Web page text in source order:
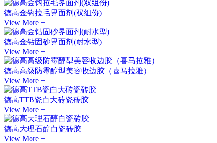
德高金钩拉毛界面剂(双组份)
View More +
德高金钻固砂界面剂(耐水型)
View More +
德高高级防霉醇型美容收边胶（喜马拉雅）
View More +
德高TTB瓷白大砖瓷砖胶
View More +
德高大理石醇白瓷砖胶
View More +